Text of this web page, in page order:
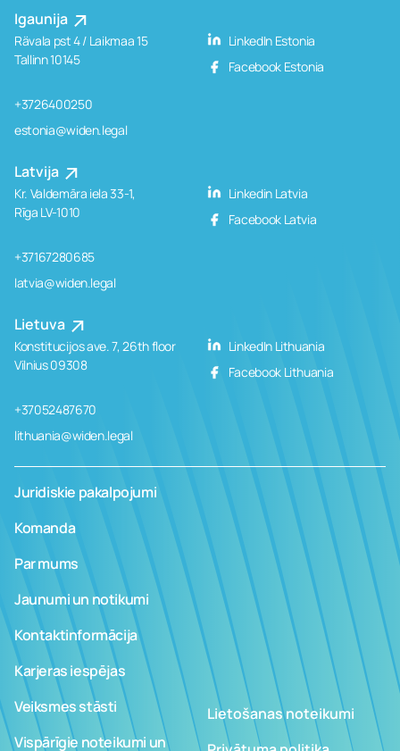
Igaunija
Rävala pst 4 / Laikmaa 15
Tallinn 10145
+3726400250
estonia@widen.legal
LinkedIn Estonia
Facebook Estonia
Latvija
Kr. Valdemāra iela 33-1,
Rīga LV-1010
+37167280685
latvia@widen.legal
Linkedin Latvia
Facebook Latvia
Lietuva
Konstitucijos ave. 7, 26th floor
Vilnius 09308
+37052487670
lithuania@widen.legal
LinkedIn Lithuania
Facebook Lithuania
Juridiskie pakalpojumi
Komanda
Par mums
Jaunumi un notikumi
Kontaktinformācija
Karjeras iespējas
Veiksmes stāsti
Vispārīgie noteikumi un
Lietošanas noteikumi